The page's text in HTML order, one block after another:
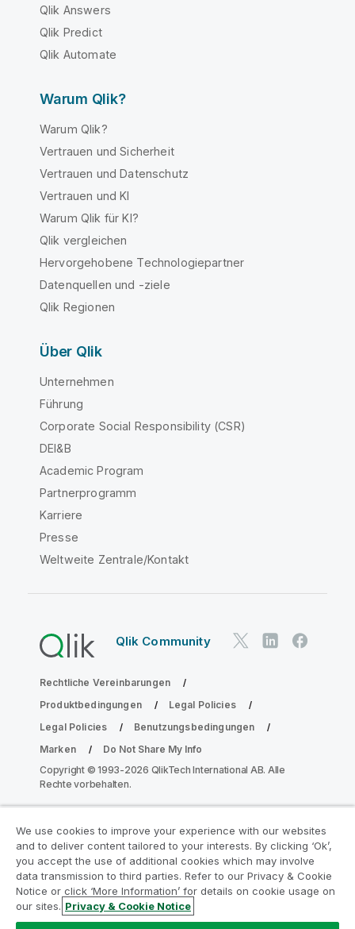
Qlik Answers
Qlik Predict
Qlik Automate
Warum Qlik?
Warum Qlik?
Vertrauen und Sicherheit
Vertrauen und Datenschutz
Vertrauen und KI
Warum Qlik für KI?
Qlik vergleichen
Hervorgehobene Technologiepartner
Datenquellen und -ziele
Qlik Regionen
Über Qlik
Unternehmen
Führung
Corporate Social Responsibility (CSR)
DEI&B
Academic Program
Partnerprogramm
Karriere
Presse
Weltweite Zentrale/Kontakt
Qlik Community
Rechtliche Vereinbarungen
Produktbedingungen
Legal Policies
Legal Policies
Benutzungsbedingungen
Marken
Do Not Share My Info
Copyright © 1993-2026 QlikTech International AB. Alle
Rechte vorbehalten.
Nehmen Sie am Analyse-
Modernisierungsprogramm teil
Modernisieren Sie mit dem Analyse-
Modernisierungsprogramm, ohne Ihre wertvollen
We use cookies to improve your experience with our websites
and to deliver content tailored to your interests. By clicking ‘Ok’,
you accept the use of additional cookies which may involve
data transmission to third parties. Refer to our Privacy & Cookie
Notice or click ‘More Information’ for details on cookie usage on
our sites. Privacy & Cookie Notice